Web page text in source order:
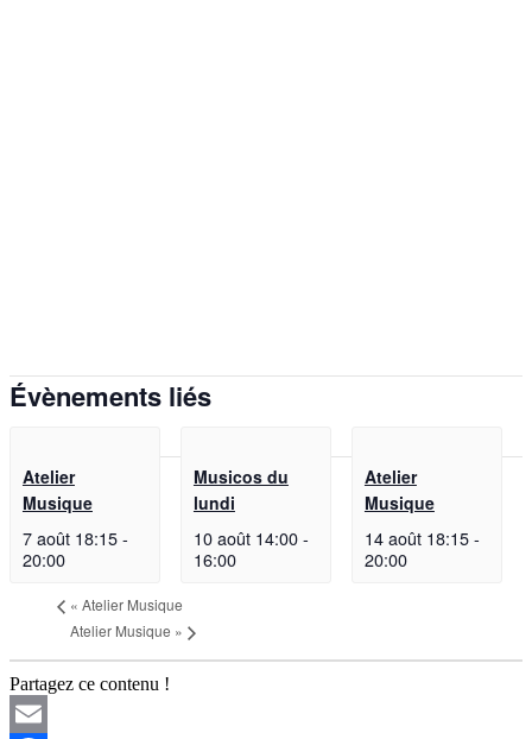
Évènements liés
Atelier
Musique
7 août 18:15-
20:00
Musicos du
lundi
10 août 14:00-
16:00
Atelier
Musique
14 août 18:15-
20:00
« Atelier Musique
Atelier Musique »
Partagez ce contenu !